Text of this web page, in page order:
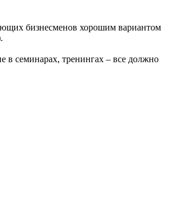
бизнесменов хорошим вариантом
семинарах, тренингах – все должно